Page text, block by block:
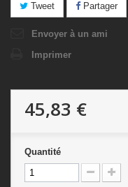
Tweet Partager
Envoyer à un ami
Imprimer
45,83 €
Quantité